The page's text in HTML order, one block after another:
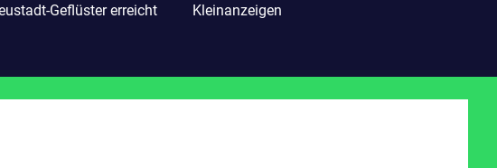
Geflüster erreicht Kleinanzeigen